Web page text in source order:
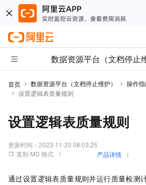
数据资源平台（文档停止
首页 数据资源平台（文档停止维护） 操作
设置逻辑表质量规则
设置逻辑表质量规则
更新时间： 2023-11-20 08:03:25
复制 MD 格式
产品详情
通过设置逻辑表质量规则并运行质量检测